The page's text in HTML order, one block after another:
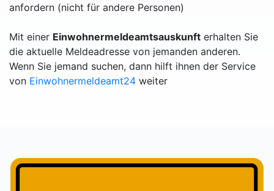
anfordern (nicht für andere Personen)
Mit einer Einwohnermeldeamtsauskunft erhalten Sie
die aktuelle Meldeadresse von jemanden anderen.
Wenn Sie jemand suchen, dann hilft ihnen der Service
von Einwohnermeldeamt24 weiter